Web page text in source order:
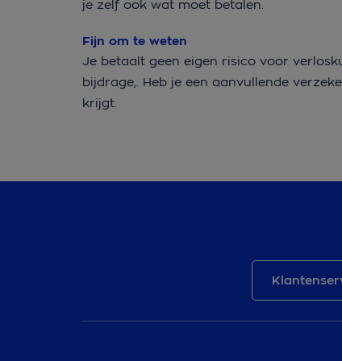
je zelf ook wat moet betalen.
Fijn om te weten
Je betaalt geen eigen risico voor
bijdrage,. Heb je een aanvullende
krijgt.